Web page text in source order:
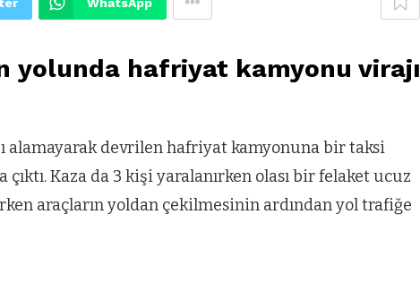
yolunda hafriyat kamyonu virajı
alamayarak devrilen hafriyat kamyonuna bir taksi
çıktı. Kaza da 3 kişi yaralanırken olası bir felaket ucuz
araçların yoldan çekilmesinin ardından yol trafiğe